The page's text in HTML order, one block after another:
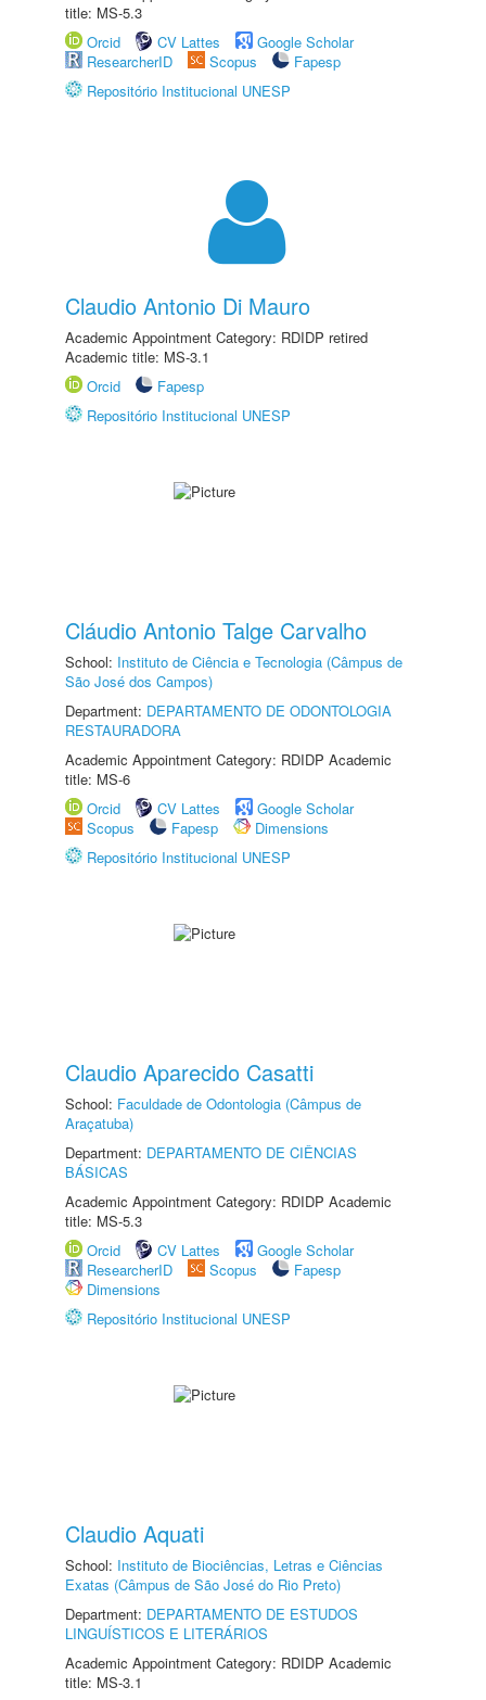
title: MS-5.3
Orcid
CV Lattes
Google Scholar
ResearcherID
Scopus
Fapesp
Repositório Institucional UNESP
Claudio Antonio Di Mauro
Academic Appointment Category: RDIDP retired
Academic title: MS-3.1
Orcid
Fapesp
Repositório Institucional UNESP
Cláudio Antonio Talge Carvalho
School: Instituto de Ciência e Tecnologia (Câmpus de
São José dos Campos)
Department: DEPARTAMENTO DE ODONTOLOGIA
RESTAURADORA
Academic Appointment Category: RDIDP Academic
title: MS-6
Orcid
CV Lattes
Google Scholar
Scopus
Fapesp
Dimensions
Repositório Institucional UNESP
Claudio Aparecido Casatti
School: Faculdade de Odontologia (Câmpus de
Araçatuba)
Department: DEPARTAMENTO DE CIÊNCIAS
BÁSICAS
Academic Appointment Category: RDIDP Academic
title: MS-5.3
Orcid
CV Lattes
Google Scholar
ResearcherID
Scopus
Fapesp
Dimensions
Repositório Institucional UNESP
Claudio Aquati
School: Instituto de Biociências, Letras e Ciências
Exatas (Câmpus de São José do Rio Preto)
Department: DEPARTAMENTO DE ESTUDOS
LINGUÍSTICOS E LITERÁRIOS
Academic Appointment Category: RDIDP Academic
title: MS-3.1